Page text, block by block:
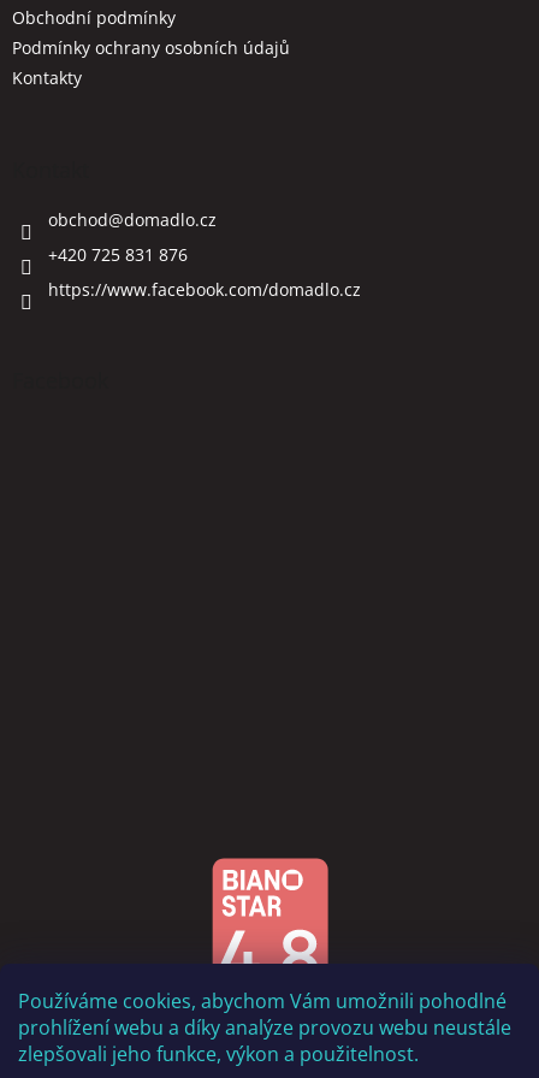
Používáme cookies, abychom Vám umožnili pohodlné
prohlížení webu a díky analýze provozu webu neustále
zlepšovali jeho funkce, výkon a použitelnost.
Obchodní podmínky
Podmínky ochrany osobních údajů
Kontakty
obchod@domadlo.cz
+420 725 831 876
https://www.facebook.com/domadlo.cz